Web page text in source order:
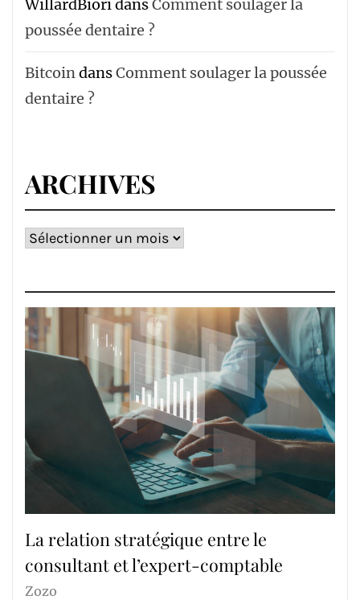
WillardBioridansComment soulager la
poussée dentaire ?
BitcoindansComment soulager la poussée
dentaire ?
ARCHIVES
Archives
La relation stratégique entre le
consultant et l’expert-comptable
Zozo